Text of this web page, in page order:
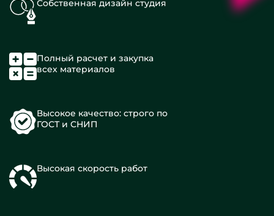
Собственная дизайн студия
Полный расчет и закупка
всех материалов
Высокое качество: строго по
ГОСТ и СНИП
Высокая скорость работ